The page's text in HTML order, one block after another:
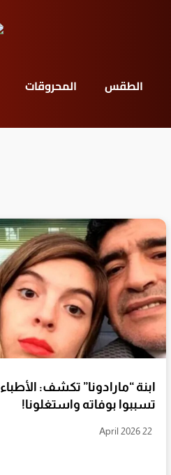
الطقس المحروقات
ابنة “مارادونا” تكشف: الأطباء
تسببوا بوفاته واستغلونا!
22 April 2026